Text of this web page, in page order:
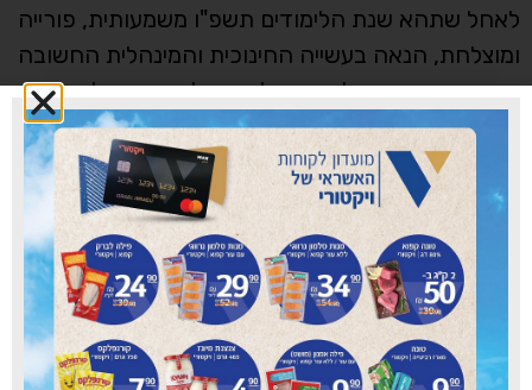
לאחל שתהא שנת הלימודים תשפ"ו משמעותית, פורייה
ומוצלחת, הנאה בעשייה החינוכית והמינהלית החשובה
והמשך שיתוף פעולה בין כולנו קהילת המחוז למען
קידום מערכת החינוך. גם בשנה"ל הנוכחית, נמשיך
לחזק את החוסן, תחושת השייכות והרווחה של כלל
התלמידים בחברה הישראלית, תוך התייחסות לצרכים
של האוכלוסיות השונות בתקווה לשנה של שגרה,
רציפה וברוכה. בשורות טובות לכולנו".